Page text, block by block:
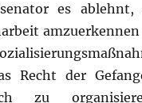
es
Recht der
zu